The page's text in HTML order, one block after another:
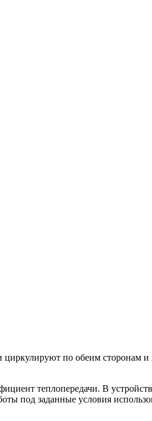
циркулируют по обеим сторонам
теплопередачи. В
под заданные условия